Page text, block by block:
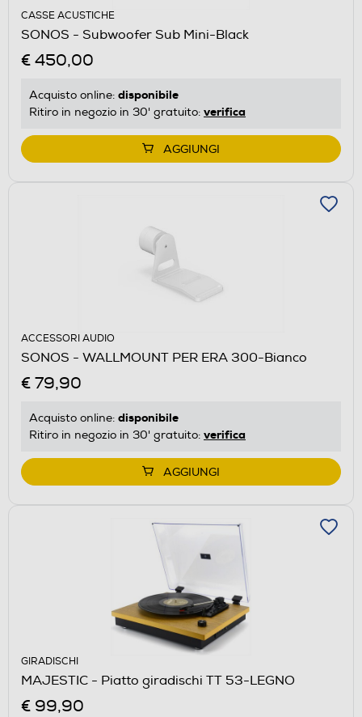
CASSE ACUSTICHE
SONOS - Subwoofer Sub Mini-Black
€ 450,00
Acquisto online: disponibile
Ritiro in negozio in 30' gratuito: verifica
AGGIUNGI
ACCESSORI AUDIO
SONOS - WALLMOUNT PER ERA 300-Bianco
€ 79,90
Acquisto online: disponibile
Ritiro in negozio in 30' gratuito: verifica
AGGIUNGI
GIRADISCHI
MAJESTIC - Piatto giradischi TT 53-LEGNO
€ 99,90